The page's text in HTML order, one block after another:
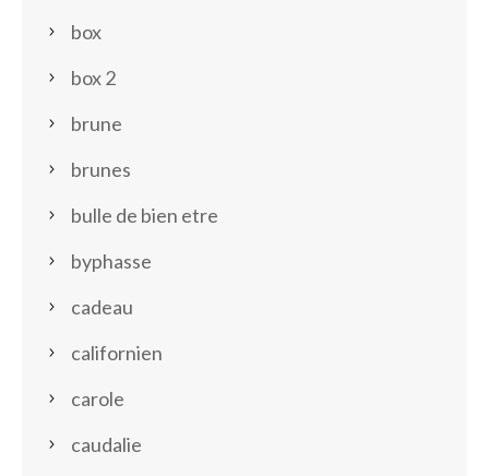
box
box 2
brune
brunes
bulle de bien etre
byphasse
cadeau
californien
carole
caudalie